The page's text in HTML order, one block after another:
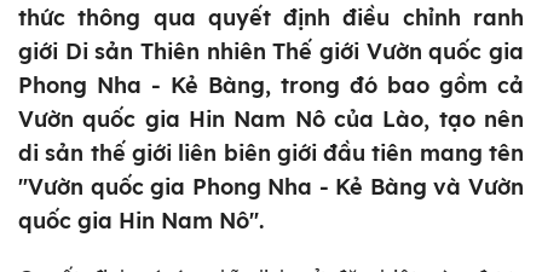
thức thông qua quyết định điều chỉnh ranh
giới Di sản Thiên nhiên Thế giới Vườn quốc gia
Phong Nha - Kẻ Bàng, trong đó bao gồm cả
Vườn quốc gia Hin Nam Nô của Lào, tạo nên
di sản thế giới liên biên giới đầu tiên mang tên
"Vườn quốc gia Phong Nha - Kẻ Bàng và Vườn
quốc gia Hin Nam Nô".